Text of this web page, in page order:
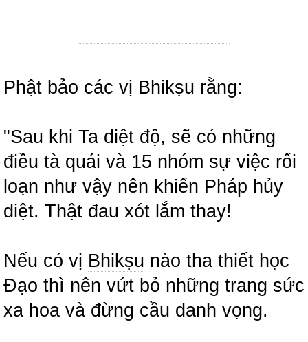
Phật bảo các vị Bhikṣu rằng:
"Sau khi Ta diệt độ, sẽ có những
điều tà quái và 15 nhóm sự việc rối
loạn như vậy nên khiến Pháp hủy
diệt. Thật đau xót lắm thay!
Nếu có vị Bhikṣu nào tha thiết học
Đạo thì nên vứt bỏ những trang sức
xa hoa và đừng cầu danh vọng.